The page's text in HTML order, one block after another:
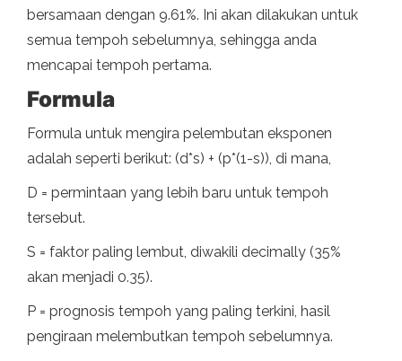
bersamaan dengan 9.61%. Ini akan dilakukan untuk
semua tempoh sebelumnya, sehingga anda
mencapai tempoh pertama.
Formula
Formula untuk mengira pelembutan eksponen
adalah seperti berikut: (d*s) + (p*(1-s)), di mana,
D = permintaan yang lebih baru untuk tempoh
tersebut.
S = faktor paling lembut, diwakili decimally (35%
akan menjadi 0.35).
P = prognosis tempoh yang paling terkini, hasil
pengiraan melembutkan tempoh sebelumnya.